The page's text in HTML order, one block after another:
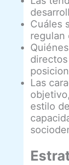
Cuáles
regulan
Las
estilo